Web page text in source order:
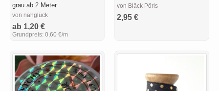
grau ab 2 Meter
von nähglück
ab 1,20 €
Grundpreis: 0,60 €/m
von Bläck Pörls
2,95 €